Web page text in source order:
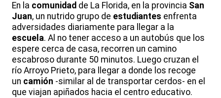
En la comunidad de La Florida, en la provincia San
Juan, un nutrido grupo de estudiantes enfrenta
adversidades diariamente para llegar a la
escuela. Al no tener acceso a un autobús que los
espere cerca de casa, recorren un camino
escabroso durante 50 minutos. Luego cruzan el
río Arroyo Prieto, para llegar a donde los recoge
un camión -similar al de transportar cerdos- en el
que viajan apiñados hacia el centro educativo.